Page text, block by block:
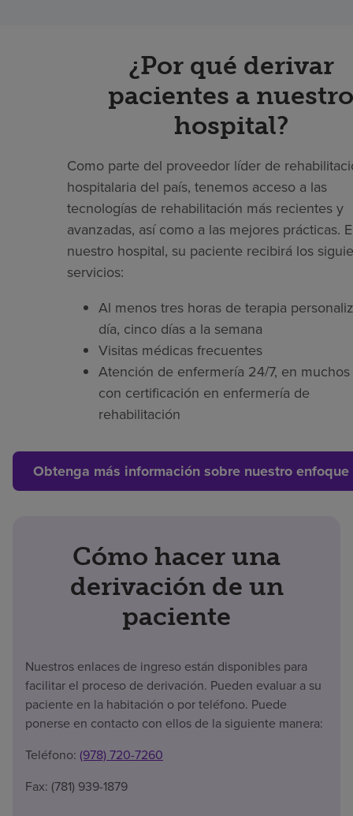
¿Por qué derivar
pacientes a nuestro
hospital?
Como parte del proveedor líder de
hospitalaria del país, tenemos acceso a las
tecnologías de rehabilitación más recientes y
avanzadas, así como a las mejores prácticas.
nuestro hospital, su paciente recibirá los
servicios:
Al menos tres horas de terapia
día, cinco días a la semana
Visitas médicas frecuentes
Atención de enfermería 24/7, en muchos
con certificación en enfermería de
rehabilitación
Obtenga más información sobre nuestro
Cómo hacer una
derivación de un
paciente
Nuestros enlaces de ingreso están disponibles para
facilitar el proceso de derivación. Pueden evaluar a su
paciente en la habitación o por teléfono. Puede
ponerse en contacto con ellos de la siguiente manera:
Teléfono: (978) 720-7260
Fax: (781) 939-1879